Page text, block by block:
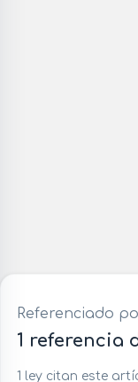
Referenciado
1 referencia
1 ley citan este